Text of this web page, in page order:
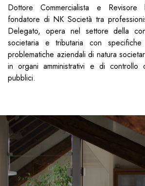
Dottore Commercialista e
fondatore di NK Società tra
Delegato, opera nel settore della
societaria e tributaria con specifiche
problematiche aziendali di natura
in organi amministrativi e di
pubblici.